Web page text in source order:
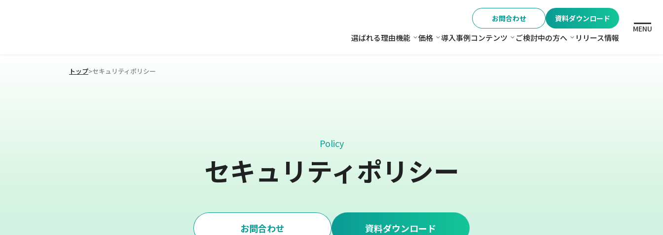
お問合わせ 資料ダウンロード
選ばれる理由機能 機能
価格 価格
導入事例コンテンツ コンテンツ
ご検討中の方へ ご検討中の方へ
リリース情報
MENU
トップ>セキュリティポリシー
Policy
セキュリティポリシー
お問合わせ 資料ダウンロード